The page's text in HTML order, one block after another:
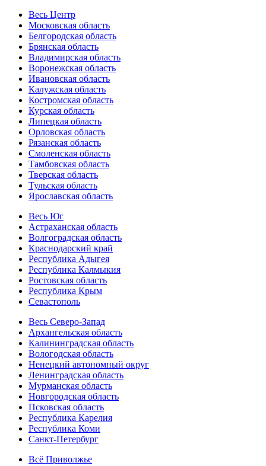
Весь Центр
Московская область
Белгородская область
Брянская область
Владимирская область
Воронежская область
Ивановская область
Калужская область
Костромская область
Курская область
Липецкая область
Орловская область
Рязанская область
Смоленская область
Тамбовская область
Тверская область
Тульская область
Ярославская область
Весь Юг
Астраханская область
Волгоградская область
Краснодарский край
Республика Адыгея
Республика Калмыкия
Ростовская область
Республика Крым
Севастополь
Весь Северо-Запад
Архангельская область
Калининградская область
Вологодская область
Ненецкий автономный округ
Ленинградская область
Мурманская область
Новгородская область
Псковская область
Республика Карелия
Республика Коми
Санкт-Петербург
Всё Приволжье